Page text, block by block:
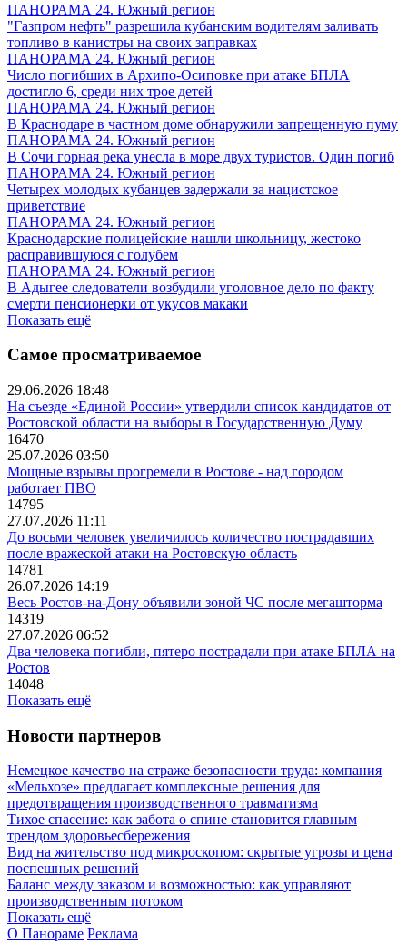
ПАНОРАМА 24. Южный регион
"Газпром нефть" разрешила кубанским водителям заливать
топливо в канистры на своих заправках
ПАНОРАМА 24. Южный регион
Число погибших в Архипо-Осиповке при атаке БПЛА
достигло 6, среди них трое детей
ПАНОРАМА 24. Южный регион
В Краснодаре в частном доме обнаружили запрещенную пуму
ПАНОРАМА 24. Южный регион
В Сочи горная река унесла в море двух туристов. Один погиб
ПАНОРАМА 24. Южный регион
Четырех молодых кубанцев задержали за нацистское
приветствие
ПАНОРАМА 24. Южный регион
Краснодарские полицейские нашли школьницу, жестоко
расправившуюся с голубем
ПАНОРАМА 24. Южный регион
В Адыгее следователи возбудили уголовное дело по факту
смерти пенсионерки от укусов макаки
Показать ещё
Самое просматриваемое
29.06.2026 18:48
На съезде «Единой России» утвердили список кандидатов от
Ростовской области на выборы в Государственную Думу
16470
25.07.2026 03:50
Мощные взрывы прогремели в Ростове - над городом
работает ПВО
14795
27.07.2026 11:11
До восьми человек увеличилось количество пострадавших
после вражеской атаки на Ростовскую область
14781
26.07.2026 14:19
Весь Ростов-на-Дону объявили зоной ЧС после мегашторма
14319
27.07.2026 06:52
Два человека погибли, пятеро пострадали при атаке БПЛА на
Ростов
14048
Показать ещё
Новости партнеров
Немецкое качество на страже безопасности труда: компания
«Мельхозе» предлагает комплексные решения для
предотвращения производственного травматизма
Тихое спасение: как забота о спине становится главным
трендом здоровьесбережения
Вид на жительство под микроскопом: скрытые угрозы и цена
поспешных решений
Баланс между заказом и возможностью: как управляют
производственным потоком
Показать ещё
О Панораме Реклама